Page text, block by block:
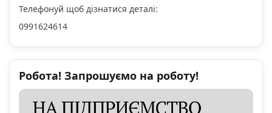
Телефонуй щоб дізнатися деталі:
0991624614
Робота! Запрошуємо на роботу!